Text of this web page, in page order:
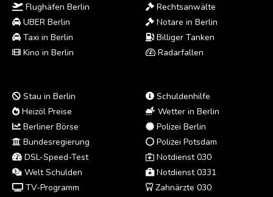
Flughäfen Berlin
UBER Berlin
Taxi in Berlin
Kino in Berlin
Rechtsanwälte
Notare in Berlin
Billiger Tanken
Radarfallen
Stau in Berlin
Heizöl Preise
Berliner Börse
Bundesregierung
DSL-Speed-Test
Welt Schulden
TV-Programm
Schuldenhilfe
Wetter in Berlin
Polizei Berlin
Polizei Potsdam
Notdienst 030
Notdienst 0331
Zahnärzte 030